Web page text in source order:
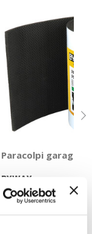
per pareti garage
Paracolpi garage
BYWAY
200x20x0,6cm
14,40 €